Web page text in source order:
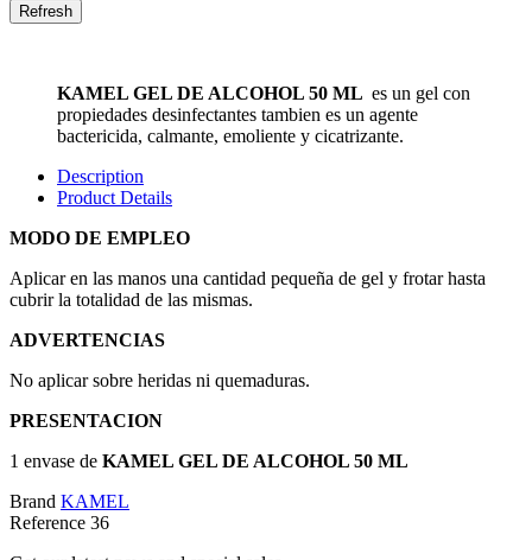
KAMEL GEL DE ALCOHOL 50 ML es un gel con
propiedades desinfectantes tambien es un agente
bactericida, calmante, emoliente y cicatrizante.
Description
Product Details
MODO DE EMPLEO
Aplicar en las manos una cantidad pequeña de gel y frotar hasta
cubrir la totalidad de las mismas.
ADVERTENCIAS
No aplicar sobre heridas ni quemaduras.
PRESENTACION
1 envase de KAMEL GEL DE ALCOHOL 50 ML
Brand KAMEL
Reference 36